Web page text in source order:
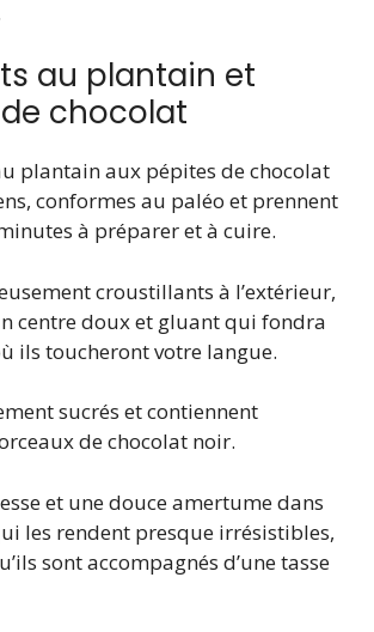
au plantain et
chocolat
plantain aux pépites de chocolat
conformes au paléo et prennent
à préparer et à cuire.
croustillants à l’extérieur,
centre doux et gluant qui fondra
ils toucheront votre langue.
sucrés et contiennent
de chocolat noir.
et une douce amertume dans
les rendent presque irrésistibles,
sont accompagnés d’une tasse